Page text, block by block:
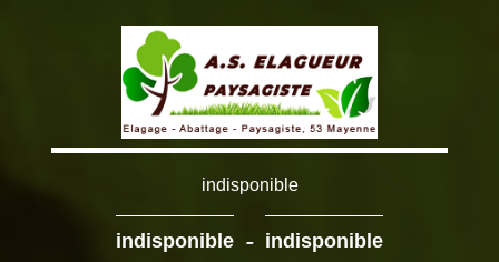
indisponible
indisponible - indisponible